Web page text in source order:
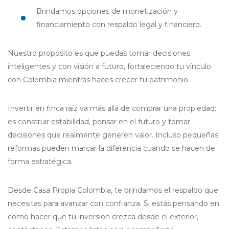
Brindamos opciones de monetización y
financiamiento con respaldo legal y financiero.
Nuestro propósito es que puedas tomar decisiones
inteligentes y con visión a futuro, fortaleciendo tu vínculo
con Colombia mientras haces crecer tu patrimonio.
Invertir en finca raíz va más allá de comprar una propiedad:
es construir estabilidad, pensar en el futuro y tomar
decisiones que realmente generen valor. Incluso pequeñas
reformas pueden marcar la diferencia cuando se hacen de
forma estratégica.
Desde Casa Propia Colombia, te brindamos el respaldo que
necesitas para avanzar con confianza. Si estás pensando en
cómo hacer que tu inversión crezca desde el exterior,